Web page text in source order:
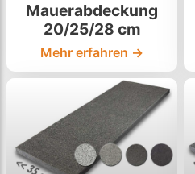
Mauerabdeckung
20/25/28 cm
Mehr erfahren →